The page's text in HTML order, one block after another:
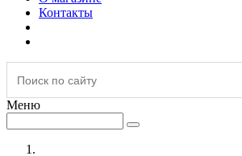
Контакты
Меню